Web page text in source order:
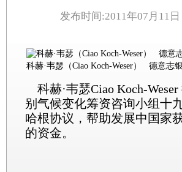
发布时间:2011年07月11日
科赫·韦瑟（Ciao Koch-Weser） 德意志
科赫·韦瑟Ciao Koch-
别气候变化筹资咨询小组十
哈根协议，帮助发展中国家
的资金。